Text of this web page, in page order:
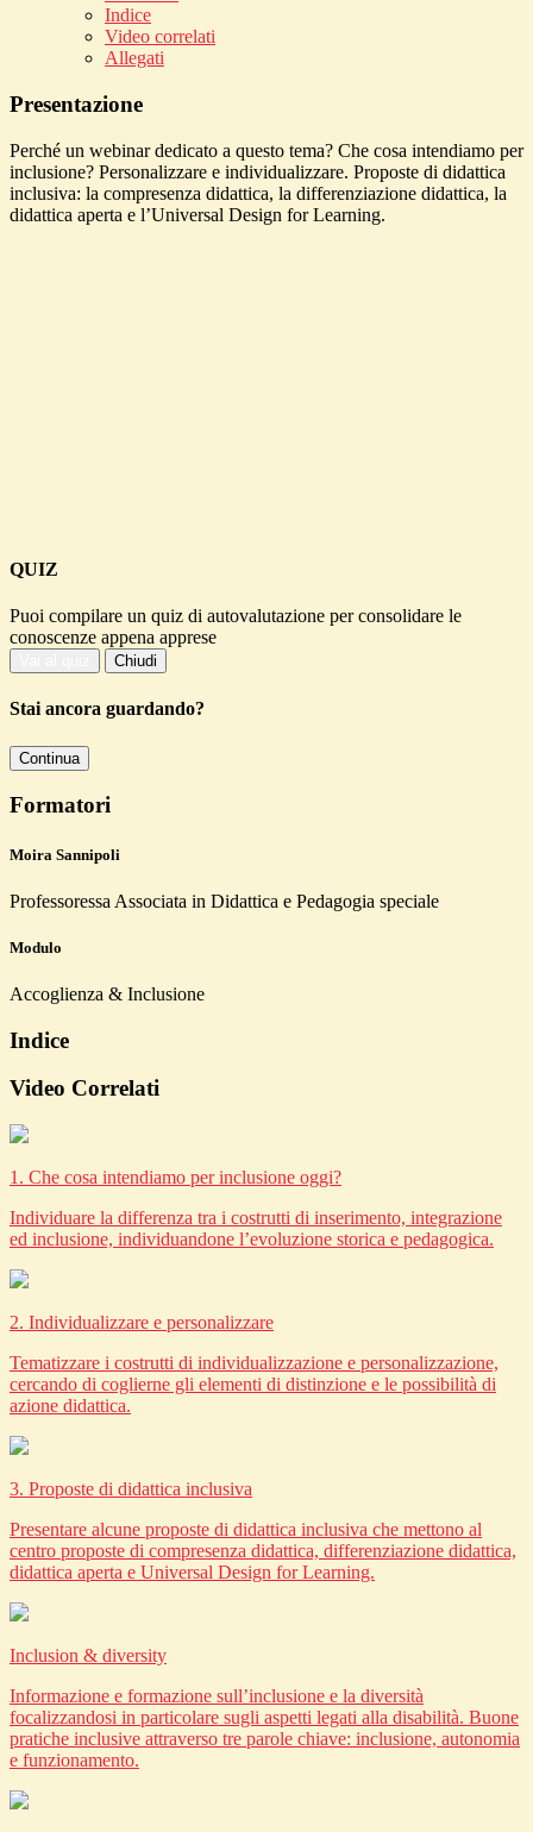
Indice
Video correlati
Allegati
Presentazione
Perché un webinar dedicato a questo tema? Che cosa intendiamo per
inclusione? Personalizzare e individualizzare. Proposte di didattica
inclusiva: la compresenza didattica, la differenziazione didattica, la
didattica aperta e l’Universal Design for Learning.
QUIZ
Puoi compilare un quiz di autovalutazione per consolidare le
conoscenze appena apprese
Chiudi
Stai ancora guardando?
Continua
Formatori
Moira Sannipoli
Professoressa Associata in Didattica e Pedagogia speciale
Modulo
Accoglienza & Inclusione
Indice
Video Correlati
1. Che cosa intendiamo per inclusione oggi?
Individuare la differenza tra i costrutti di inserimento, integrazione
ed inclusione, individuandone l’evoluzione storica e pedagogica.
2. Individualizzare e personalizzare
Tematizzare i costrutti di individualizzazione e personalizzazione,
cercando di coglierne gli elementi di distinzione e le possibilità di
azione didattica.
3. Proposte di didattica inclusiva
Presentare alcune proposte di didattica inclusiva che mettono al
centro proposte di compresenza didattica, differenziazione didattica,
didattica aperta e Universal Design for Learning.
Inclusion & diversity
Informazione e formazione sull’inclusione e la diversità
focalizzandosi in particolare sugli aspetti legati alla disabilità. Buone
pratiche inclusive attraverso tre parole chiave: inclusione, autonomia
e funzionamento.